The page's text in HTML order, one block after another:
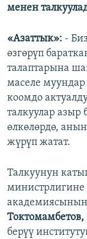
менен
«Азаттык»: -
өзгөрүп
талаптарына
маселе
коомдо
талкуулар азыр
өлкөлөрдө,
жүрүп жатат.
Талкуунун
министрлигине
Токтомамбетов,
берүү